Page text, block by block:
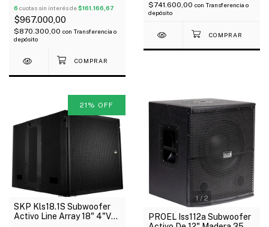
Behringer
6 cuotas sin interés de$161.166,67
$967.000,00
$870.300,00 con Transferencia o
depósito
$741.600,00 con Transferencia o
depósito
1/7
21 % OFF
SKP Kls18.1S Subwoofer
Activo Line Array 18" 4"Vc
1/2
PROEL Iss112a Subwoofer